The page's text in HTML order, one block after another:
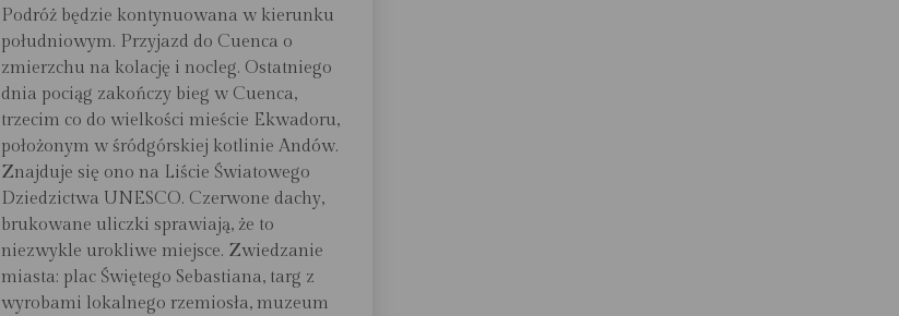
Podróż będzie kontynuowana w kierunku
południowym. Przyjazd do Cuenca o
zmierzchu na kolację i nocleg. Ostatniego
dnia pociąg zakończy bieg w Cuenca,
trzecim co do wielkości mieście Ekwadoru,
położonym w śródgórskiej kotlinie Andów.
Znajduje się ono na Liście Światowego
Dziedzictwa UNESCO. Czerwone dachy,
brukowane uliczki sprawiają, że to
niezwykle urokliwe miejsce. Zwiedzanie
miasta: plac Świętego Sebastiana, targ z
wyrobami lokalnego rzemiosła, muzeum